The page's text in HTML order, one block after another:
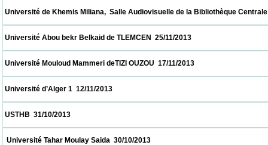
Université de Khemis Miliana,  Salle Audiovisuelle de la
Université Abou bekr Belkaid de TLEMCEN  25/11/2013
Université Mouloud Mammeri deTIZI OUZOU  17/11/2013
Université d’Alger 1  12/11/2013
USTHB  31/10/2013
Université Tahar Moulay Saida  30/10/2013